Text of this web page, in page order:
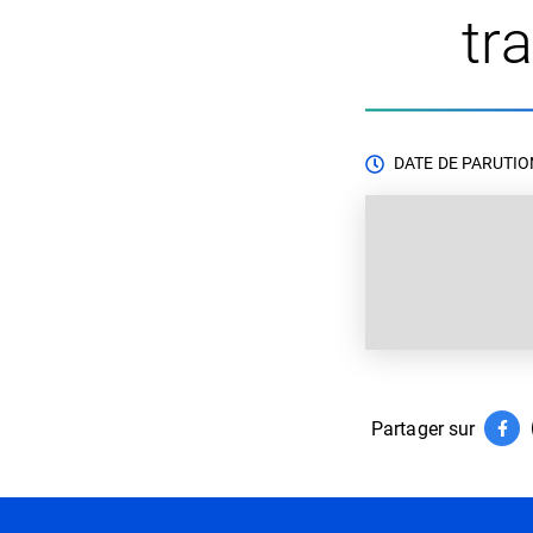
DATE DE
Partager sur